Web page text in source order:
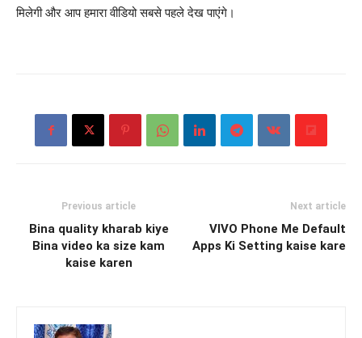
मिलेगी और आप हमारा वीडियो सबसे पहले देख पाएंगे।
Previous article
Bina quality kharab kiye
Bina video ka size kam
kaise karen
Next article
VIVO Phone Me Default
Apps Ki Setting kaise kare